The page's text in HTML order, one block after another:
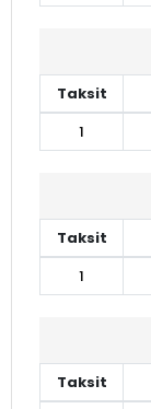
Taksit
1
Taksit
1
Taksit